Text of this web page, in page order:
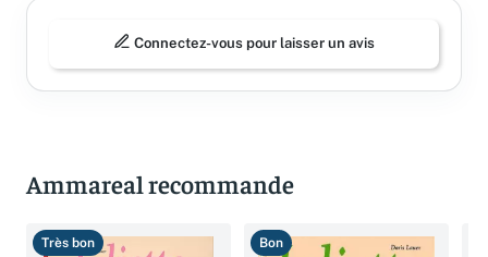
Connectez-vous pour laisser un avis
Ammareal recommande
Très bon Bon